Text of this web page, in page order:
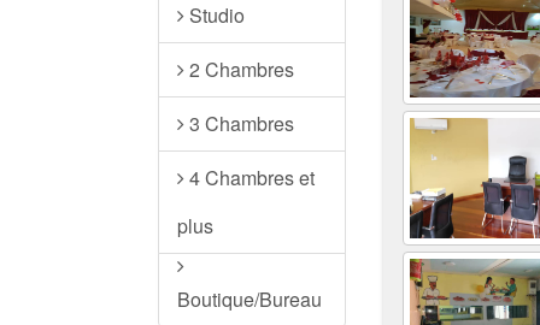
Studio
2 Chambres
3 Chambres
4 Chambres et
plus
Boutique/Bureau